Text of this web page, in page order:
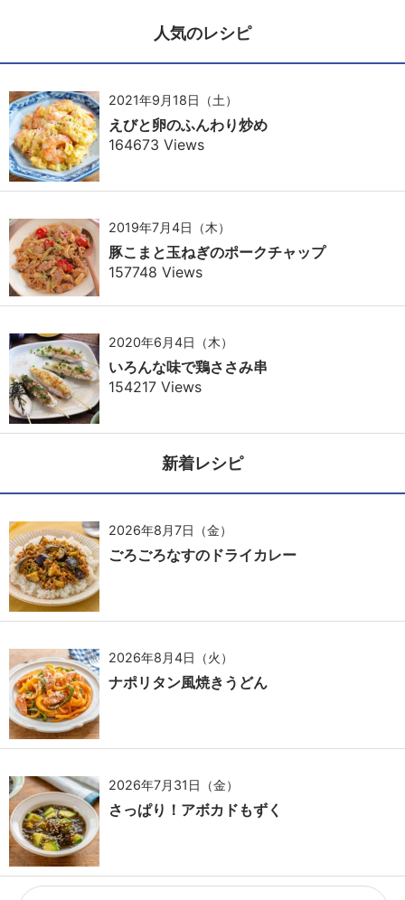
人気のレシピ
2021年9月18日（土）
えびと卵のふんわり炒め
164673 Views
2019年7月4日（木）
豚こまと玉ねぎのポークチャップ
157748 Views
2020年6月4日（木）
いろんな味で鶏ささみ串
154217 Views
新着レシピ
2026年8月7日（金）
ごろごろなすのドライカレー
2026年8月4日（火）
ナポリタン風焼きうどん
2026年7月31日（金）
さっぱり！アボカドもずく